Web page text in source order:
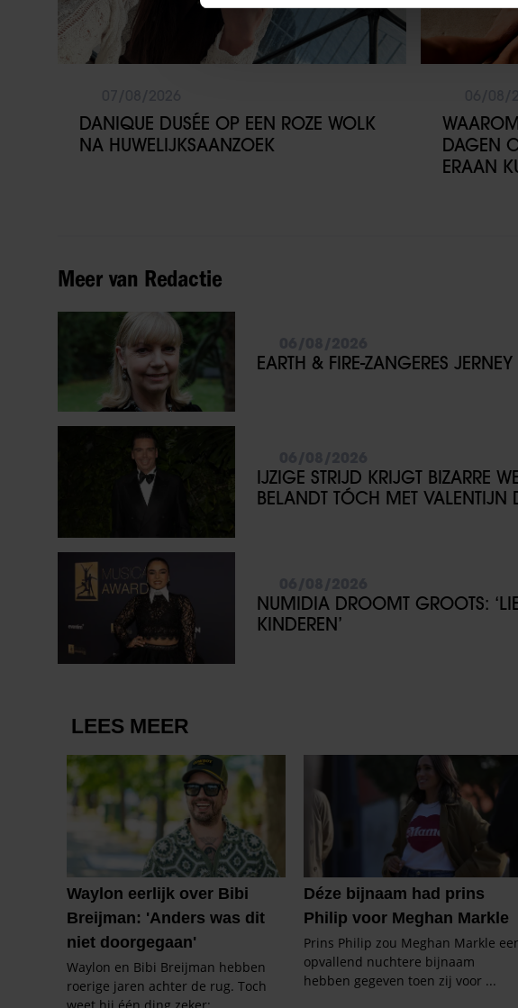
We gebruiken cookies om content en
websiteverkeer te analyseren. Ook delen we
media, adverteren en analyse. Deze partners
verstrekt of die ze hebben verzameld op
DANIQUE DUSÉE OP EEN ROZE WOLK
NA HUWELIJKSAANZOEK
DAGEN
ERAAN
Meer van Redactie
EARTH & FIRE-ZANGERES
IJZIGE STRIJD KRIJGT BIZARRE
BELANDT TÓCH MET VALENTIJN
NUMIDIA DROOMT GROOTS:
KINDEREN’